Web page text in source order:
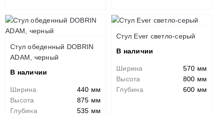
Стул обеденный DOBRIN
ADAM, черный
В наличии
Ширина
440 мм
Высота
875 мм
Глубина
535 мм
Стул Ever светло-серый
В наличии
Ширина
570 мм
Высота
800 мм
Глубина
600 мм